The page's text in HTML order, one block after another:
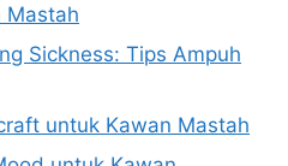
Mastah
Sickness: Tips Ampuh
untuk Kawan Mastah